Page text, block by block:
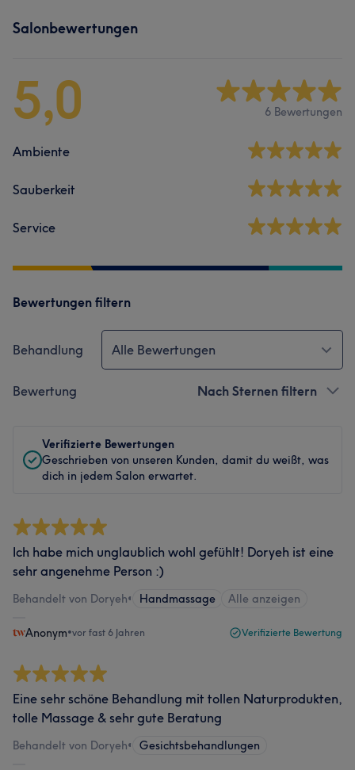
Salonbewertungen
5,0 6 Bewertungen
Ambiente
Sauberkeit
Service
Bewertungen filtern
Behandlung Alle Bewertungen
Bewertung Nach Sternen filtern
Verifizierte Bewertungen
Geschrieben von unseren Kunden, damit du weißt, was
dich in jedem Salon erwartet.
Ich habe mich unglaublich wohl gefühlt! Doryeh ist eine
sehr angenehme Person :)
Behandelt von Doryeh• Handmassage Alle anzeigen
Anonym•vor fast 6 Jahren Verifizierte Bewertung
Eine sehr schöne Behandlung mit tollen Naturprodukten,
tolle Massage & sehr gute Beratung
Behandelt von Doryeh• Gesichtsbehandlungen